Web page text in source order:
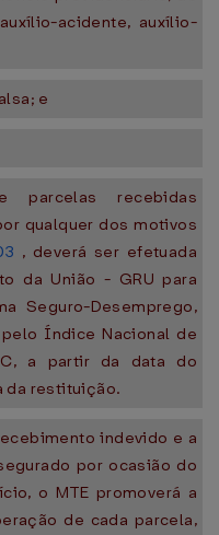
acidente, auxílio-
e
parcelas recebidas
qualquer dos motivos
, deverá ser efetuada
da União - GRU para
Seguro-Desemprego,
Índice Nacional de
a partir da data do
da restituição.
indevido e a
por ocasião do
o MTE promoverá a
de cada parcela,